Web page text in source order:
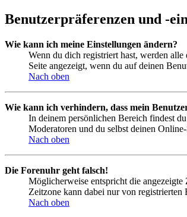
Benutzerpräferenzen und -
Wie kann ich meine Einstellungen ändern?
Wenn du dich registriert hast, werden
Seite angezeigt, wenn du auf deinen
Nach oben
Wie kann ich verhindern, dass mein
In deinem persönlichen Bereich findest
Moderatoren und du selbst deinen
Nach oben
Die Forenuhr geht falsch!
Möglicherweise entspricht die
Zeitzone kann dabei nur von
Nach oben